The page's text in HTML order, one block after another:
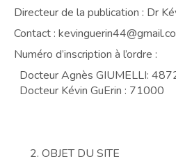
Directeur de la publication : Dr
Contact :
Numéro d’inscription à l’ordre :
Docteur Agnès GIUMELLI:
Docteur Kévin GuErin : 71000
OBJET DU SITE